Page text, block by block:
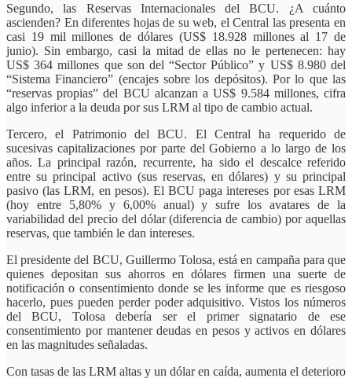
Segundo, las Reservas Internacionales del BCU. ¿A cuánto
ascienden? En diferentes hojas de su web, el Central las presenta en
casi 19 mil millones de dólares (US$ 18.928 millones al 17 de
junio). Sin embargo, casi la mitad de ellas no le pertenecen: hay
US$ 364 millones que son del “Sector Público” y US$ 8.980 del
“Sistema Financiero” (encajes sobre los depósitos). Por lo que las
“reservas propias” del BCU alcanzan a US$ 9.584 millones, cifra
algo inferior a la deuda por sus LRM al tipo de cambio actual.
Tercero, el Patrimonio del BCU. El Central ha requerido de
sucesivas capitalizaciones por parte del Gobierno a lo largo de los
años. La principal razón, recurrente, ha sido el descalce referido
entre su principal activo (sus reservas, en dólares) y su principal
pasivo (las LRM, en pesos). El BCU paga intereses por esas LRM
(hoy entre 5,80% y 6,00% anual) y sufre los avatares de la
variabilidad del precio del dólar (diferencia de cambio) por aquellas
reservas, que también le dan intereses.
El presidente del BCU, Guillermo Tolosa, está en campaña para que
quienes depositan sus ahorros en dólares firmen una suerte de
notificación o consentimiento donde se les informe que es riesgoso
hacerlo, pues pueden perder poder adquisitivo. Vistos los números
del BCU, Tolosa debería ser el primer signatario de ese
consentimiento por mantener deudas en pesos y activos en dólares
en las magnitudes señaladas.
Con tasas de las LRM altas y un dólar en caída, aumenta el deterioro